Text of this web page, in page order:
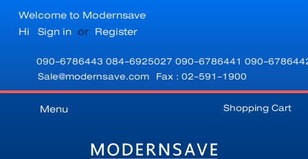
Welcome to Modernsave
Hi Sign in or Register
090-6786443 084-6925027 090-6786441 090-
Sale@modernsave.com Fax : 02-591-1900
Shopping Cart
Menu